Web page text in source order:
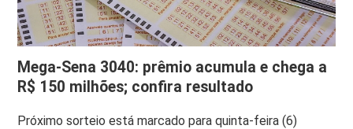
Mega-Sena 3040: prêmio acumula e chega a
R$ 150 milhões; confira resultado
Próximo sorteio está marcado para quinta-feira (6)